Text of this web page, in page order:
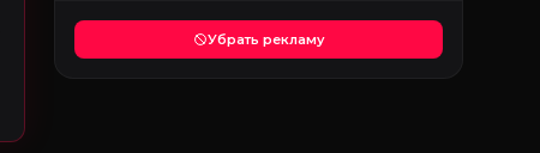
Убрать рекламу